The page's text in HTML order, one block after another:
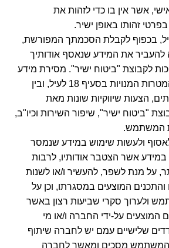
אשר אין בו כדי לזהות את
זהותו באופן ישיר.
בכפוף לקבלת הסכמתך המפורשת,
את המידע שנאסף אודותיך
לקבוצת "ביטוח ישיר". מסירת מידע
כאמור תהיה לצורך המטרות המנויות בסעיף 18 לעיל, ובין
הצעות שיווקיות שונות מאת
"ביטוח ישיר", שיפור השירות וכיו"ב,
המשתמש.
ולעשות שימוש במידע שנמסר
אשר הצטבר אודותיו, לרבות
על מנת לשפר, להעשיר ו/או לשנות
המוצעים במסגרתו, וכן על
ולערוך סקרי שביעות רצון באשר
המוצעים על-ידי החברה ו/או מי
שלישיים עמם יש לחברה שיתוף
המשתמש מסכים ומאשר לחברה